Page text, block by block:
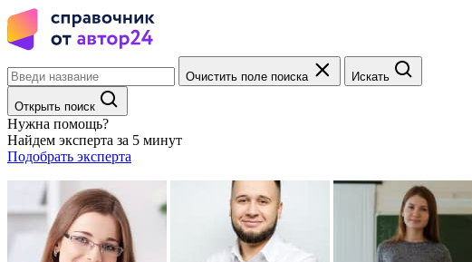
Очистить поле поиска Искать
Открыть поиск
Нужна помощь?
Найдем эксперта за 5 минут
Подобрать эксперта